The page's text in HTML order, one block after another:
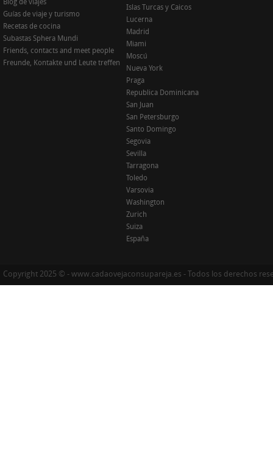
Blog de viajes
Guías de viaje y turismo
Recetas de cocina
Subastas Sphera Mundi
Friends, contacts and meet people
Freunde, Kontakte und Leute treffen
Islas Turcas y Caicos
Lucerna
Madrid
Miami
Moscú
Nueva York
Praga
Republica Dominicana
San Juan
San Petersburgo
Santo Domingo
Segovia
Sevilla
Tarragona
Toledo
Varsovia
Washington
Zurich
Suiza
España
Copyright 2025 © - www.cadaovejaconsupareja.es - Todos los derechos